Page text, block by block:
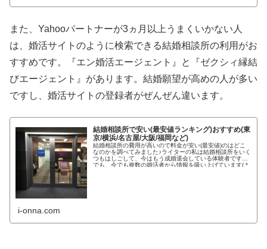
また、Yahooパートナーが3ヵ月以上うまくいかない人
は、婚活サイトのように検索できる結婚相談所の利用がお
すすめです。『エン婚活エージェント』と『ゼクシィ縁結
びエージェント』があります。結婚願望が高めの人が多い
ですし、婚活サイトの登録者がぜんぜん違います。
結婚相談所で安い(最安値ランキング)おすすめ(東
京/横浜/名古屋/大阪/福岡など)
結婚相談所の費用が高いので料金が安い(最安値)のはどこ
なのかを調べてみました♪ライターの私は結婚相談所をいく
つもはしごして、今はもう成婚退会している体験者です。
でも、今でも複数の婚活者から情報を吸い上げています( *
i-onna.com